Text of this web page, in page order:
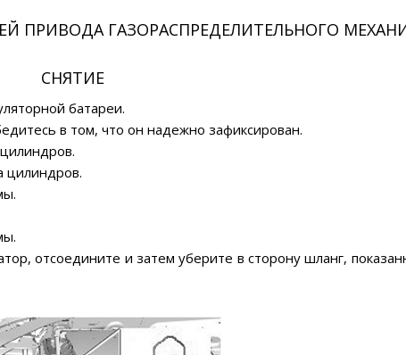
ПРИВОДА ГАЗОРАСПРЕДЕЛИТЕЛЬНОГО
СНЯТИЕ
батареи.
в том, что он надежно зафиксирован.
цилиндров.
отсоедините и затем уберите в сторону шланг,